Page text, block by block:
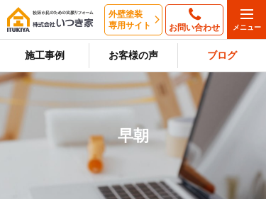
外壁塗装
専用サイト
お問い合わせ
施工事例 お客様の声 ブログ
早朝